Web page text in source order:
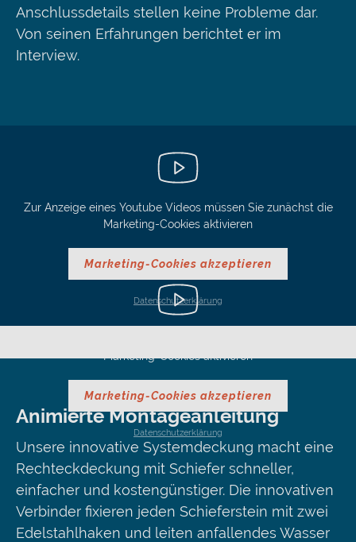
Anschlussdetails stellen keine Probleme dar.
Von seinen Erfahrungen berichtet er im
Interview.
Zur Anzeige eines Youtube Videos müssen Sie zunächst die
Marketing-Cookies aktivieren
Marketing-Cookies akzeptieren
Datenschutzerklärung
Marketing-Cookies aktivieren
Marketing-Cookies akzeptieren
Datenschutzerklärung
Animierte Montageanleitung
Unsere innovative Systemdeckung macht eine
Rechteckdeckung mit Schiefer schneller,
einfacher und kostengünstiger. Die innovativen
Verbinder fixieren jeden Schieferstein mit zwei
Edelstahlhaken und leiten anfallendes Wasser